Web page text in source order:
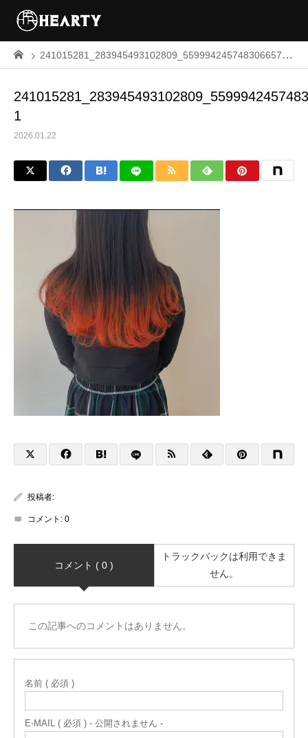
241015281_283945493102809_5599942457483066578_n-1
1
2026.01.22
投稿者:
コメント: 0
コメント ( 0 )
トラックバックは利用できま
せん。
この記事へのコメントはありません。
名前 ( 必須 )
E-MAIL ( 必須 ) - 公開されません -